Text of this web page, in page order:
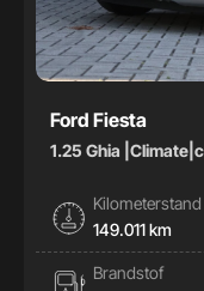
Ford Fiesta
1.25 Ghia
Kilometerstand
149.011 km
Brandstof